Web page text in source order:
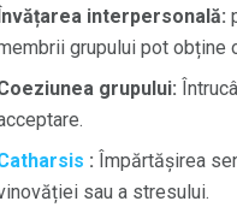
Învățarea interpersonală:
grupului pot obține
grupului:
: Împărtășirea
sau a stresului.